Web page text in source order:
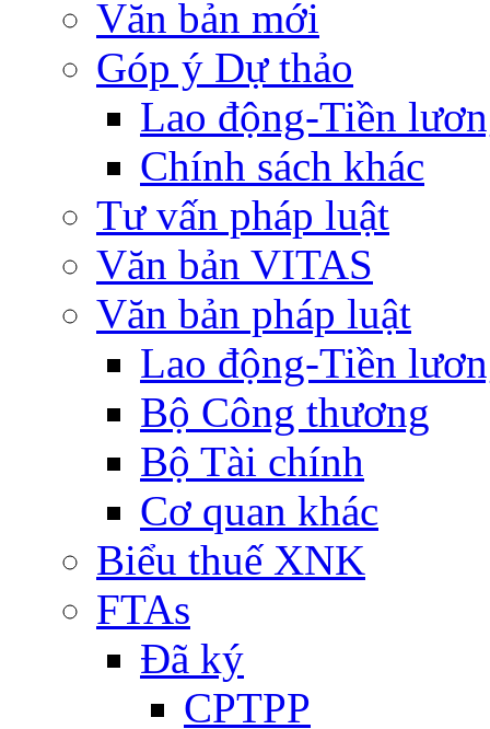
Văn bản mới
Góp ý Dự thảo
Lao động-Tiền
Chính sách khác
Tư vấn pháp luật
Văn bản VITAS
Văn bản pháp luật
Lao động-Tiền
Bộ Công thương
Bộ Tài chính
Cơ quan khác
Biểu thuế XNK
FTAs
Đã ký
CPTPP